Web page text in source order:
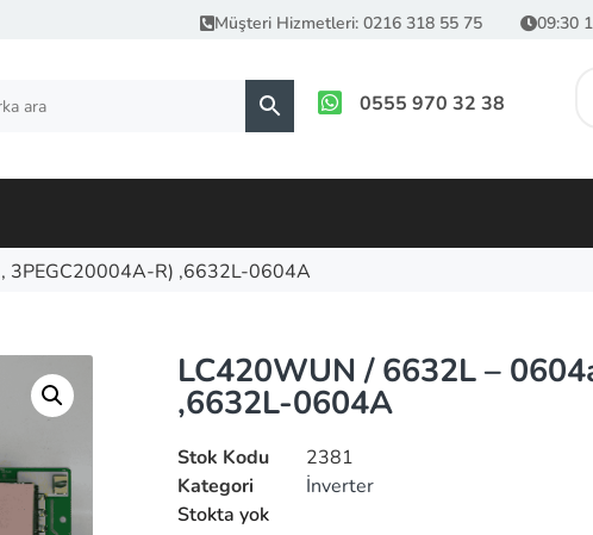
Müşteri Hizmetleri: 0216 318 55 75 09:30
0555 970 32 38
3PEGC20004A-R) ,6632L-0604A
LC420WUN / 6632L –
,6632L-0604A
Stok Kodu
2381
Kategori
İnverter
Stokta yok